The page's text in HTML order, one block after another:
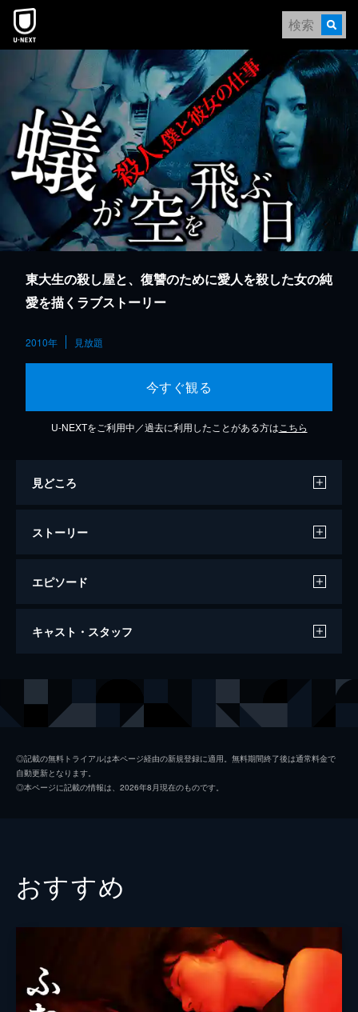
本文へスキップ
東大生の殺し屋と、復讐のために愛人を殺した女の純
愛を描くラブストーリー
2010年 見放題
今すぐ観る
U-NEXTをご利用中／過去に利用したことがある方は こちら
見どころ
ストーリー
エピソード
殺人、僕と彼女の仕事 蟻が空を飛ぶ日
キャスト・スタッフ
真紀 折原怜
鈴木海菜
佐藤博行
上村愛香
◎記載の無料トライアルは本ページ経由の新規登録に適用。無料期間終了後は通常料金で
自動更新となります。
◎本ページに記載の情報は、2026年8月現在のものです。
おすすめ